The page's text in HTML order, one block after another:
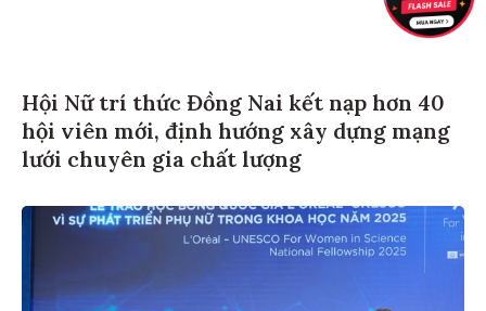
Hội Nữ trí thức Đồng Nai kết nạp hơn 40
hội viên mới, định hướng xây dựng mạng
lưới chuyên gia chất lượng